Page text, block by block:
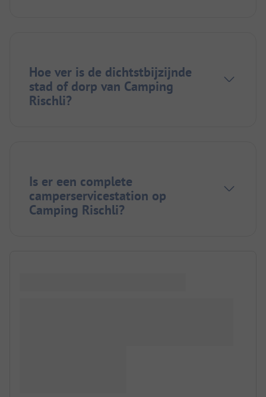
Hoe ver is de dichtstbijzijnde
stad of dorp van Camping
Rischli?
Is er een complete
camperservicestation op
Camping Rischli?